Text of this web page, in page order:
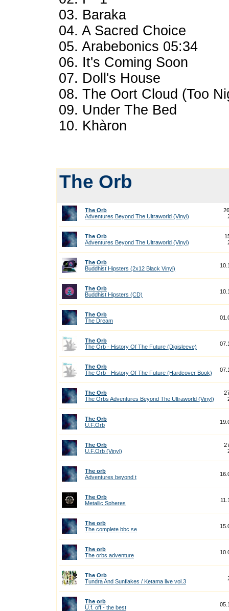
03. Baraka
04. A Sacred Choice
05. Arabebonics 05:34
06. It's Coming Soon
07. Doll's House
08. The Oort Cloud (Too
09. Under The Bed
10. Khàron
The Orb
The Orb
Adventures Beyond The Ultraworld (Vinyl)
The Orb
Adventures Beyond The Ultraworld (Vinyl)
The Orb
Buddhist Hipsters (2x12 Black Vinyl)
The Orb
Buddhist Hipsters (CD)
The Orb
The Dream
The Orb
The Orb - History Of The Future (Digisleeve)
The Orb
The Orb - History Of The Future (Hardcover Book)
The Orb
The Orbs Adventures Beyond The Ultraworld (Vinyl)
The Orb
U.F.Orb
The Orb
U.F.Orb (Vinyl)
The orb
Adventures beyond t
The Orb
Metallic Spheres
The orb
The complete bbc se
The orb
The orbs adventure
The Orb
Tundra And Sunflakes / Ketama live vol.3
The orb
U.f. off - the best